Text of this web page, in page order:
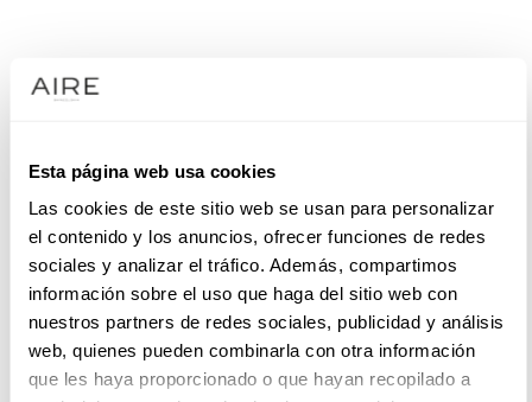
Esta página web usa cookies
Las cookies de este sitio web se usan para personalizar
el contenido y los anuncios, ofrecer funciones de redes
sociales y analizar el tráfico. Además, compartimos
información sobre el uso que haga del sitio web con
nuestros partners de redes sociales, publicidad y análisis
web, quienes pueden combinarla con otra información
que les haya proporcionado o que hayan recopilado a